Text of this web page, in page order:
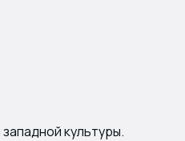
культуры.